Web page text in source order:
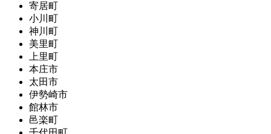
寄居町
小川町
神川町
美里町
上里町
本庄市
太田市
伊勢崎市
館林市
邑楽町